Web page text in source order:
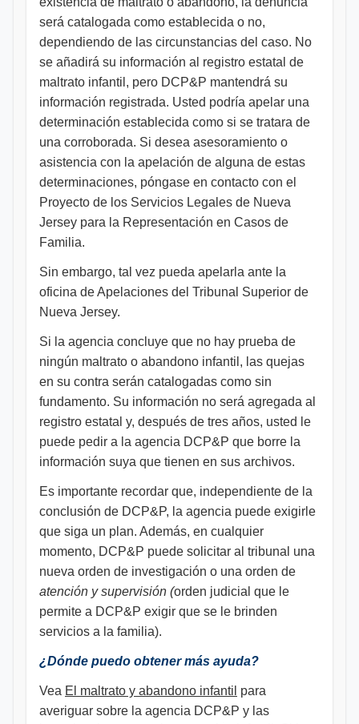
será catalogada como establecida o no,
dependiendo de las circunstancias del caso. No
se añadirá su información al registro estatal de
maltrato infantil, pero DCP&P mantendrá su
información registrada. Usted podría apelar una
determinación establecida como si se tratara de
una corroborada. Si desea asesoramiento o
asistencia con la apelación de alguna de estas
determinaciones, póngase en contacto con el
Proyecto de los Servicios Legales de Nueva
Jersey para la Representación en Casos de
Familia.
Sin embargo, tal vez pueda apelarla ante la
oficina de Apelaciones del Tribunal Superior de
Nueva Jersey.
Si la agencia concluye que no hay prueba de
ningún maltrato o abandono infantil, las quejas
en su contra serán catalogadas como sin
fundamento. Su información no será agregada al
registro estatal y, después de tres años, usted le
puede pedir a la agencia DCP&P que borre la
información suya que tienen en sus archivos.
Es importante recordar que, independiente de la
conclusión de DCP&P, la agencia puede exigirle
que siga un plan. Además, en cualquier
momento, DCP&P puede solicitar al tribunal una
nueva orden de investigación o una orden de
atención y supervisión (orden judicial que le
permite a DCP&P exigir que se le brinden
servicios a la familia).
¿Dónde puedo obtener más ayuda?
Vea El maltrato y abandono infantil para
averiguar sobre la agencia DCP&P y las